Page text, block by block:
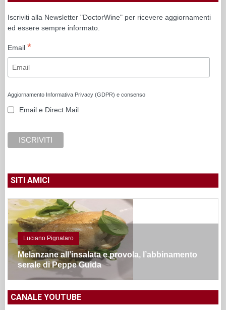
Iscriviti alla Newsletter "DoctorWine" per ricevere aggiornamenti
ed essere sempre informato.
Email *
Aggiornamento Informativa Privacy (GDPR) e consenso
Email e Direct Mail
SITI AMICI
Luciano Pignataro
Melanzane all’insalata e provola, l’abbinamento
serale di Peppe Guida
CANALE YOUTUBE